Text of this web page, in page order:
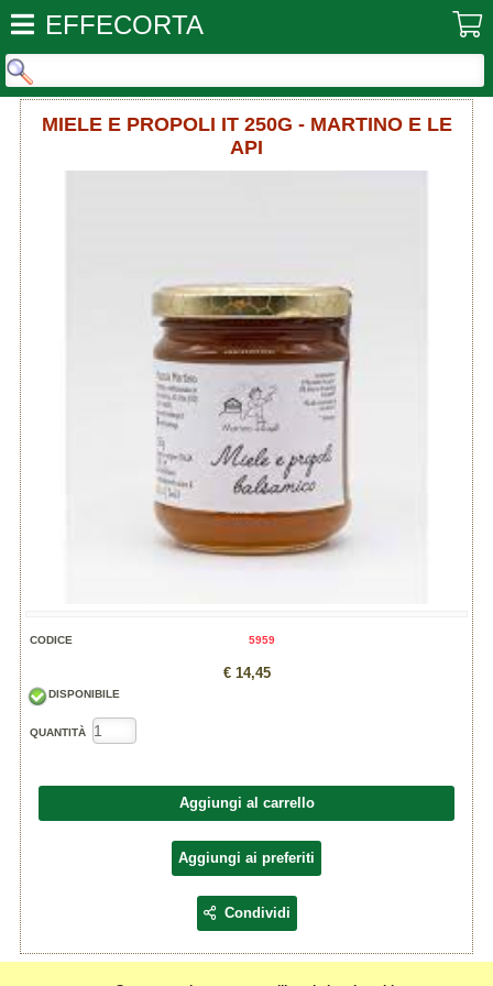
EFFECORTA
MIELE E PROPOLI IT 250G - MARTINO E LE
API
CODICE 5959
€ 14,45
DISPONIBILE
QUANTITÀ
Aggiungi al carrello
Aggiungi ai preferiti
Condividi